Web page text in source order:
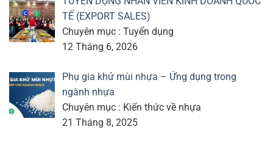
TẾ (EXPORT SALES)
Chuyên mục : Tuyển dụng
12 Tháng 6, 2026
Phụ gia khử mùi nhựa – Ứng dụng trong
ngành nhựa
Chuyên mục : Kiến thức về nhựa
21 Tháng 8, 2025